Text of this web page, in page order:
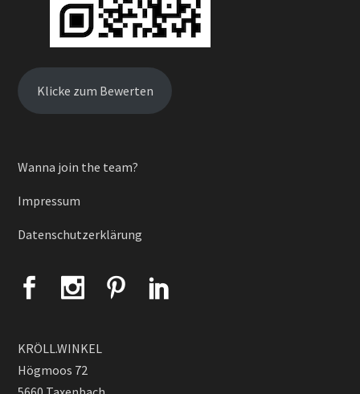
Klicke zum Bewerten
Wanna join the team?
Impressum
Datenschutzerklärung
KRÖLL.WINKEL
Högmoos 72